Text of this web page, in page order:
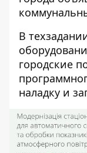
В
городские
наладку и